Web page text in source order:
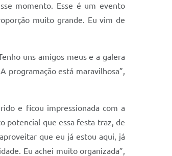
momento. Esse é um evento
muito grande. Eu vim de
uns amigos meus e a galera
está maravilhosa”,
e ficou impressionada com a
potencial que essa festa traz, de
que eu já estou aqui, já
Eu achei muito organizada”,